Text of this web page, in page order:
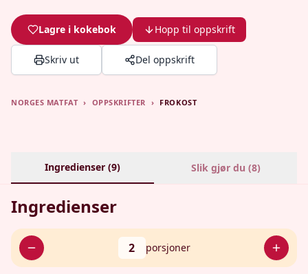
Lagre i kokebok Hopp til oppskrift
Skriv ut Del oppskrift
NORGES MATFAT › OPPSKRIFTER › FROKOST
Ingredienser (9) Slik gjør du (8)
Ingredienser
2 porsjoner